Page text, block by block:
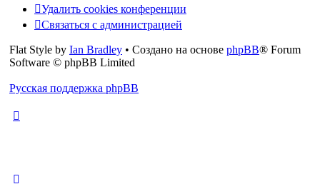
Удалить cookies конференции
Связаться с администрацией
Flat Style by Ian Bradley • Создано на основе phpBB® Forum
Software © phpBB Limited
Русская поддержка phpBB